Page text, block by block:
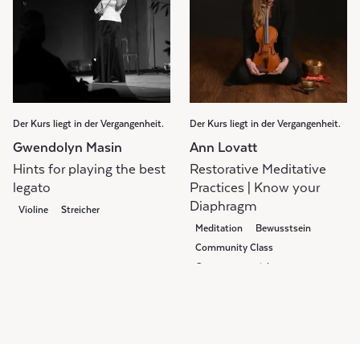
Der Kurs liegt in der Vergangenheit.
Gwendolyn Masin
Hints for playing the best
legato
Violine Streicher
Der Kurs liegt in der Vergangenheit.
Ann Lovatt
Restorative Meditative
Practices | Know your
Diaphragm
Meditation
Bewusstsein
Community Class
Gruppenunterricht